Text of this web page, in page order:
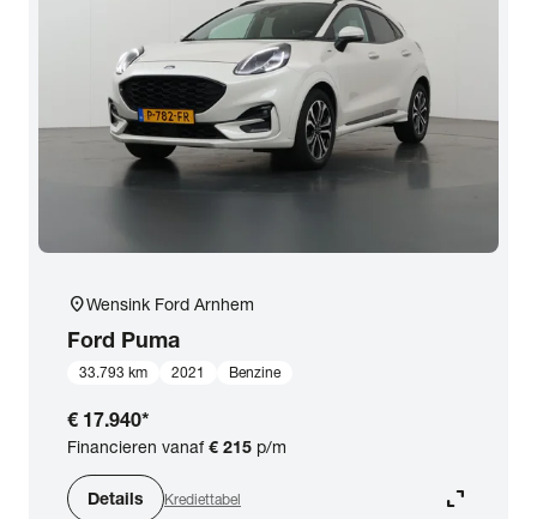
location_onWensink Ford Arnhem
Ford Puma
33.793 km 2021 Benzine
€ 17.940*
Financieren vanaf€ 215 p/m
Details Krediettabel expand_content